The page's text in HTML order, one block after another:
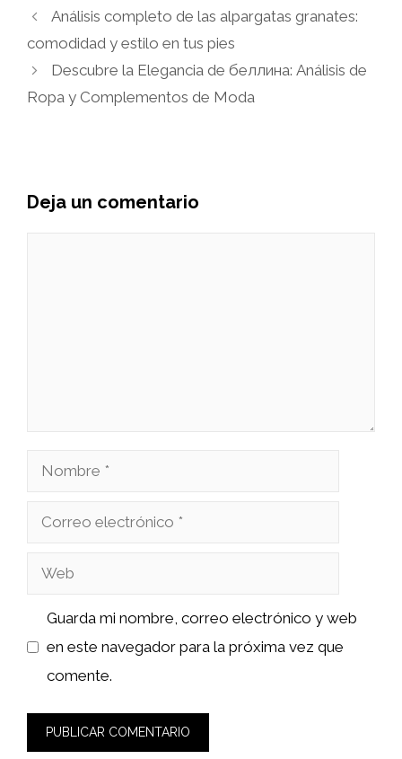
Análisis completo de las alpargatas granates:
comodidad y estilo en tus pies
Descubre la Elegancia de беллина: Análisis de
Ropa y Complementos de Moda
Deja un comentario
Nombre
Correo
Web
Guarda mi nombre, correo electrónico y web
en este navegador para la próxima vez que
comente.